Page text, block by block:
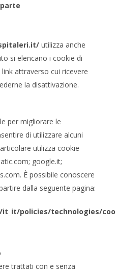
utilizza anche
si elencano i cookie di
attraverso cui ricevere
la disattivazione.
per migliorare le
di utilizzare alcuni
utilizza cookie
google.it;
È possibile conoscere
dalla seguente pagina:
policies/technologies/
trattati con e senza